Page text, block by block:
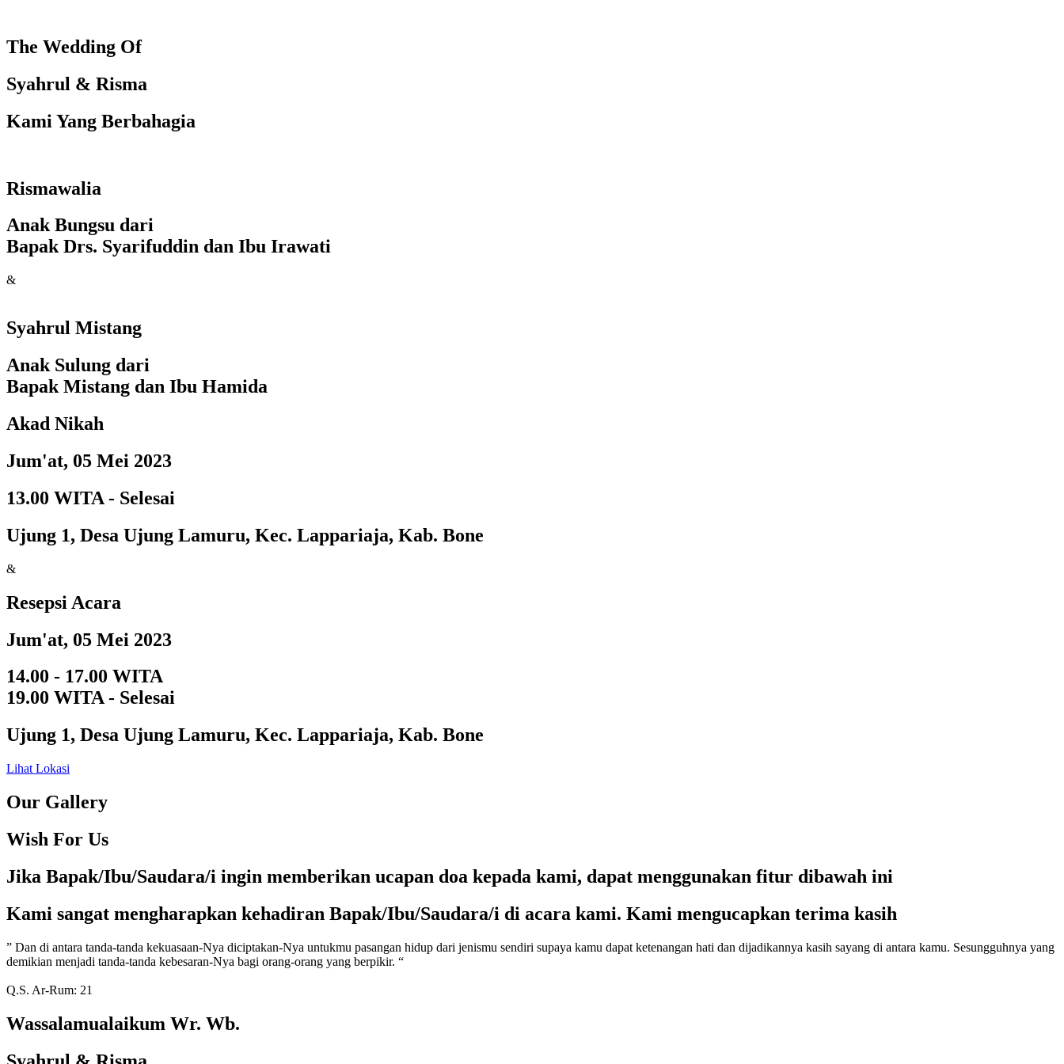
The Wedding Of
Syahrul & Risma
Kami Yang Berbahagia
Rismawalia
Anak Bungsu dari
Bapak Drs. Syarifuddin dan Ibu Irawati
&
Syahrul Mistang
Anak Sulung dari
Bapak Mistang dan Ibu Hamida
Akad Nikah
Jum'at, 05 Mei 2023
13.00 WITA - Selesai
Ujung 1, Desa Ujung Lamuru, Kec. Lappariaja, Kab. Bone
&
Resepsi Acara
Jum'at, 05 Mei 2023
14.00 - 17.00 WITA
19.00 WITA - Selesai
Ujung 1, Desa Ujung Lamuru, Kec. Lappariaja, Kab. Bone
Lihat Lokasi
Our Gallery
Wish For Us
Jika Bapak/Ibu/Saudara/i ingin memberikan ucapan doa kepada kami, dapat menggunakan fitur dibawah ini
Kami sangat mengharapkan kehadiran Bapak/Ibu/Saudara/i di acara kami. Kami mengucapkan terima kasih
” Dan di antara tanda-tanda kekuasaan-Nya diciptakan-Nya untukmu pasangan hidup dari jenismu sendiri supaya kamu dapat ketenangan hati dan dijadikannya kasih sayang di antara kamu. Sesungguhnya yang
demikian menjadi tanda-tanda kebesaran-Nya bagi orang-orang yang berpikir. “
Q.S. Ar-Rum: 21​
Wassalamualaikum Wr. Wb.